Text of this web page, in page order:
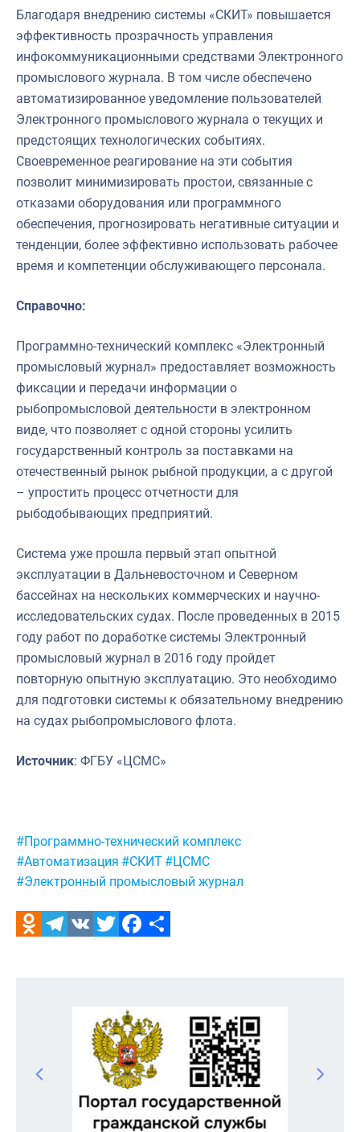
Благодаря внедрению системы «СКИТ» повышается
эффективность прозрачность управления
инфокоммуникационными средствами Электронного
промыслового журнала. В том числе обеспечено
автоматизированное уведомление пользователей
Электронного промыслового журнала о текущих и
предстоящих технологических событиях.
Своевременное реагирование на эти события
позволит минимизировать простои, связанные с
отказами оборудования или программного
обеспечения, прогнозировать негативные ситуации и
тенденции, более эффективно использовать рабочее
время и компетенции обслуживающего персонала.
Справочно:
Программно-технический комплекс «Электронный
промысловый журнал» предоставляет возможность
фиксации и передачи информации о
рыбопромысловой деятельности в электронном
виде, что позволяет с одной стороны усилить
государственный контроль за поставками на
отечественный рынок рыбной продукции, а с другой
– упростить процесс отчетности для
рыбодобывающих предприятий.
Система уже прошла первый этап опытной
эксплуатации в Дальневосточном и Северном
бассейнах на нескольких коммерческих и научно-
исследовательских судах. После проведенных в 2015
году работ по доработке системы Электронный
промысловый журнал в 2016 году пройдет
повторную опытную эксплуатацию. Это необходимо
для подготовки системы к обязательному внедрению
на судах рыбопромыслового флота.
Источник: ФГБУ «ЦСМС»
Метки:
#Программно-технический комплекс
#Автоматизация #СКИТ #ЦСМС
#Электронный промысловый журнал